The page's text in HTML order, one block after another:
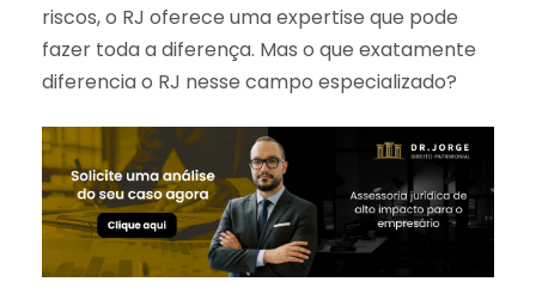
riscos, o RJ oferece uma expertise que pode
fazer toda a diferença. Mas o que exatamente
diferencia o RJ nesse campo especializado?